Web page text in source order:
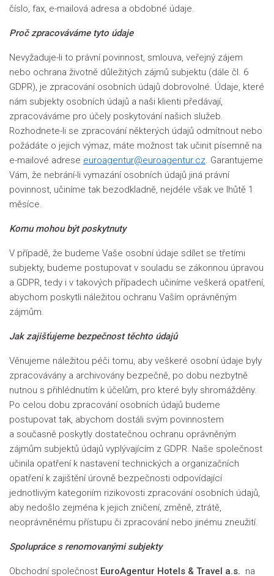
číslo, fax, e-mailová adresa a obdobné údaje.
Proč zpracováváme tyto údaje
Nevyžaduje-li to právní povinnost, smlouva, veřejný zájem
nebo ochrana životně důležitých zájmů subjektu (dále čl. 6
GDPR), je zpracování osobních údajů dobrovolné. Údaje, které
nám subjekty osobních údajů a naši klienti předávají,
zpracováváme pro účely poskytování našich služeb.
Rozhodnete-li se zpracování některých údajů odmítnout nebo
požádáte o jejich výmaz, máte možnost tak učinit písemně na
e-mailové adrese euroagentur@euroagentur.cz. Garantujeme
Vám, že nebrání-li vymazání osobních údajů jiná právní
povinnost, učiníme tak bezodkladně, nejdéle však ve lhůtě 1
měsíce.
Komu mohou být poskytnuty
V případě, že budeme Vaše osobní údaje sdílet se třetími
subjekty, budeme postupovat v souladu se zákonnou úpravou
a GDPR, tedy i v takových případech učiníme veškerá opatření,
abychom poskytli náležitou ochranu Vaším oprávněným
zájmům.
Jak zajišťujeme bezpečnost těchto údajů
Věnujeme náležitou péči tomu, aby veškeré osobní údaje byly
zpracovávány a archivovány bezpečně, po dobu nezbytně
nutnou s přihlédnutím k účelům, pro které byly shromážděny.
Po celou dobu zpracování osobních údajů budeme
postupovat tak, abychom dostáli svým povinnostem
a současně poskytly dostatečnou ochranu oprávněným
zájmům subjektů údajů vyplývajícím z GDPR. Naše společnost
učinila opatření k nastavení technických a organizačních
opatření k zajištění úrovně bezpečnosti odpovídající
jednotlivým kategoriím rizikovosti zpracování osobních údajů,
aby nedošlo zejména k jejich zničení, změně, ztrátě,
neoprávněnému přístupu či zpracování nebo jinému zneužití.
Spolupráce s renomovanými subjekty
Obchodní společnost EuroAgentur Hotels & Travel a.s. na